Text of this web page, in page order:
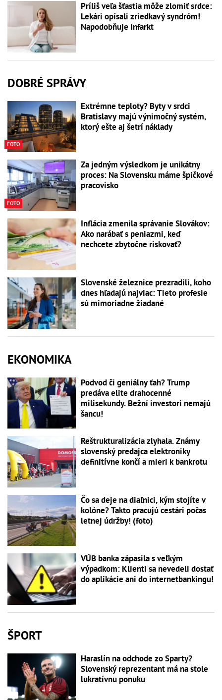
Príliš veľa šťastia môže zlomiť srdce:
Lekári opísali zriedkavý syndróm!
Napodobňuje infarkt
DOBRÉ SPRÁVY
FOTO
Extrémne teploty? Byty v srdci
Bratislavy majú výnimočný systém,
ktorý ešte aj šetrí náklady
FOTO
Za jedným výsledkom je unikátny
proces: Na Slovensku máme špičkové
pracovisko
Inflácia zmenila správanie Slovákov:
Ako narábať s peniazmi, keď
nechcete zbytočne riskovať?
Slovenské železnice prezradili, koho
dnes hľadajú najviac: Tieto profesie
sú mimoriadne žiadané
EKONOMIKA
Podvod či geniálny ťah? Trump
predáva elite drahocenné
milisekundy. Bežní investori nemajú
šancu!
Reštrukturalizácia zlyhala. Známy
slovenský predajca elektroniky
definitívne končí a mieri k bankrotu
Čo sa deje na diaľnici, kým stojíte v
kolóne? Takto pracujú cestári počas
letnej údržby! (foto)
VÚB banka zápasila s veľkým
výpadkom: Klienti sa nevedeli dostať
do aplikácie ani do internetbankingu!
ŠPORT
Haraslín na odchode zo Sparty?
Slovenský reprezentant má na stole
lukratívnu ponuku